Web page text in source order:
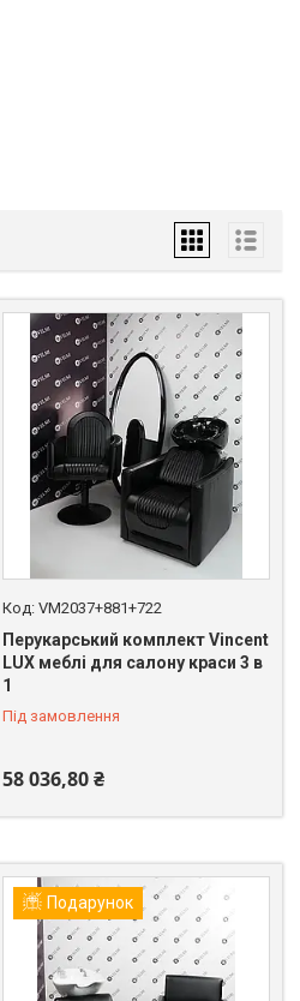
VM2037+881+722
Перукарський комплект Vincent
LUX меблі для салону краси 3 в
1
Під замовлення
58 036,80 ₴
Подарунок